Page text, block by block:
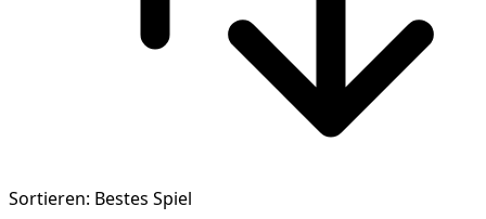
Sortieren: Bestes Spiel